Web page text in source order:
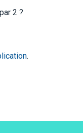
2 ?
.